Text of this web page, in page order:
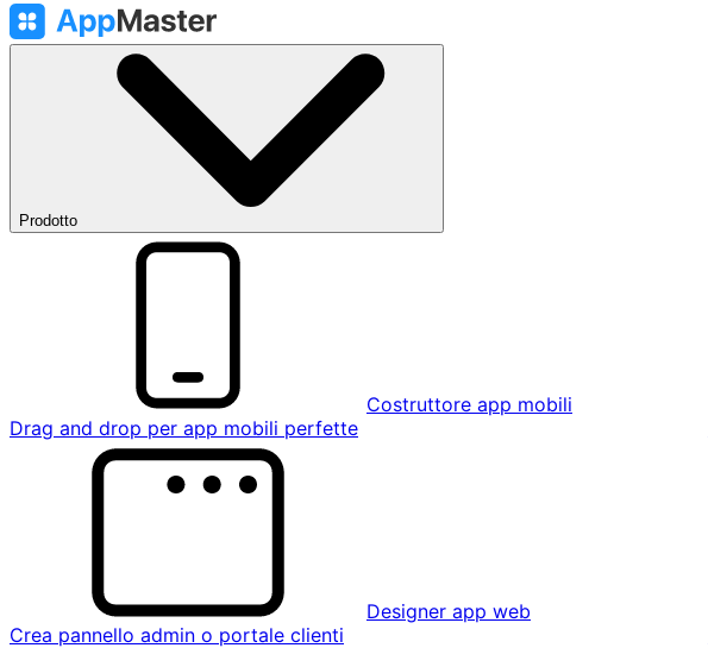
Prodotto
Costruttore app mobili
Drag and drop per app mobili perfette
Designer app web
Crea pannello admin o portale clienti